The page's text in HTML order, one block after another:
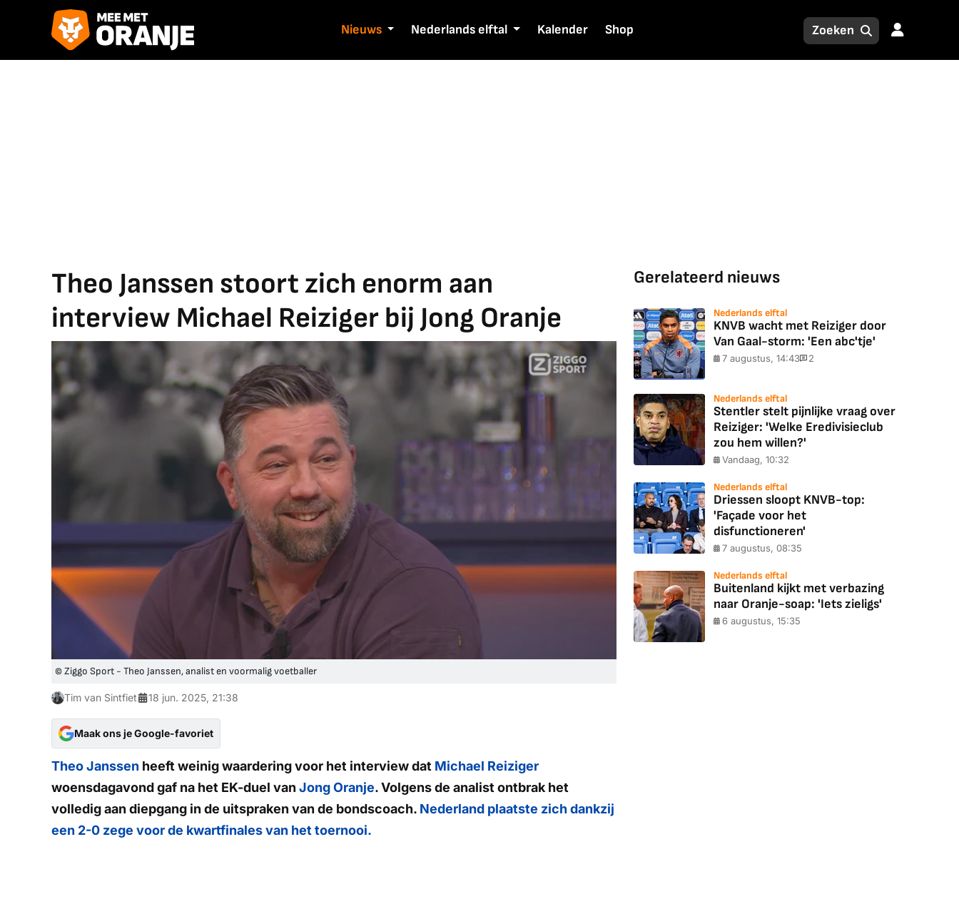
Nieuws Nederlands elftal Kalender Shop
Theo Janssen stoort zich enorm aan
interview Michael Reiziger bij Jong Oranje
© Ziggo Sport - Theo Janssen, analist en voormalig voetballer
Tim van Sintfiet 18 jun. 2025, 21:38
Maak ons je Google-favoriet
Theo Janssen heeft weinig waardering voor het interview dat Michael Reiziger
woensdagavond gaf na het EK-duel van Jong Oranje. Volgens de analist ontbrak het
volledig aan diepgang in de uitspraken van de bondscoach. Nederland plaatste zich dankzij
een 2-0 zege voor de kwartfinales van het toernooi.
Gerelateerd nieuws
Nederlands elftal
KNVB wacht met Reiziger door
Van Gaal-storm: 'Een abc'tje'
7 augustus, 14:43 2
Nederlands elftal
Stentler stelt pijnlijke vraag over
Reiziger: 'Welke Eredivisieclub
zou hem willen?'
Vandaag, 10:32
Nederlands elftal
Driessen sloopt KNVB-top:
'Façade voor het
disfunctioneren'
7 augustus, 08:35
Nederlands elftal
Buitenland kijkt met verbazing
naar Oranje-soap: 'Iets zieligs'
6 augustus, 15:35